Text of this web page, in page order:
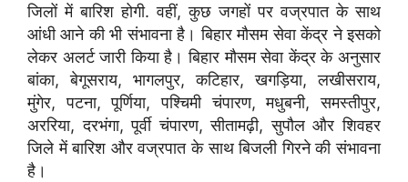
जिलों में बारिश होगी. वहीं, कुछ जगहों पर वज्रपात के साथ
आंधी आने की भी संभावना है। बिहार मौसम सेवा केंद्र ने इसको
लेकर अलर्ट जारी किया है। बिहार मौसम सेवा केंद्र के अनुसार
बांका, बेगूसराय, भागलपुर, कटिहार, खगड़िया, लखीसराय,
मुंगेर, पटना, पूर्णिया, पश्चिमी चंपारण, मधुबनी, समस्तीपुर,
अररिया, दरभंगा, पूर्वी चंपारण, सीतामढ़ी, सुपौल और शिवहर
जिले में बारिश और वज्रपात के साथ बिजली गिरने की संभावना
है।